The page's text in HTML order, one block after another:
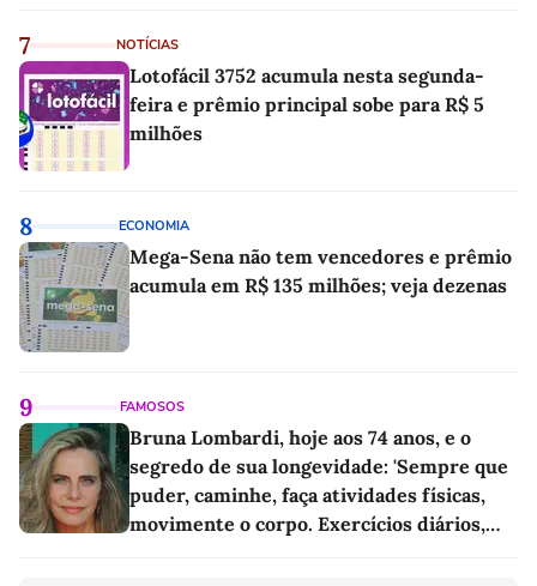
7 NOTÍCIAS
Lotofácil 3752 acumula nesta segunda-
feira e prêmio principal sobe para R$ 5
milhões
8 ECONOMIA
Mega-Sena não tem vencedores e prêmio
acumula em R$ 135 milhões; veja dezenas
9 FAMOSOS
Bruna Lombardi, hoje aos 74 anos, e o
segredo de sua longevidade: 'Sempre que
puder, caminhe, faça atividades físicas,
movimente o corpo. Exercícios diários,